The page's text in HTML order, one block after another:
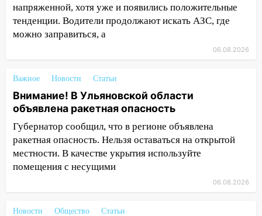
11:12 Соцсети: на Рябикова автомобиль
врезался в забор
Где есть бензин в Ульяновске
10:16
Внимание! В Ульяновской области
объявлена ракетная опасность
10:00 В Старомайнском районе утонул
51-летний мужчина
09:50
В Ульяновске черный коршун
застрял в тепловозе
Ульяновские спасатели помогли
Чернышевского
напряженной, хотя уже и появились положительные
тенденции. Водители продолжают искать АЗС, где
можно заправиться, а
06.08.2026
Важное Новости Статьи
Внимание! В Ульяновской области
объявлена ракетная опасность
Губернатор сообщил, что в регионе объявлена
ракетная опасность. Нельзя оставаться на открытой
местности. В качестве укрытия используйте
помещения с несущими
06.08.2026
Новости Общество
Статьи